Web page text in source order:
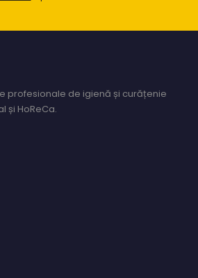
profesionale de igienă și curățenie
și HoReCa.